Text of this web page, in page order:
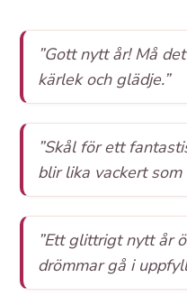
”Gott nytt år! Må
kärlek och glädje.”
”Skål för ett
blir lika vackert som
”Ett glittrigt nytt år
drömmar gå i